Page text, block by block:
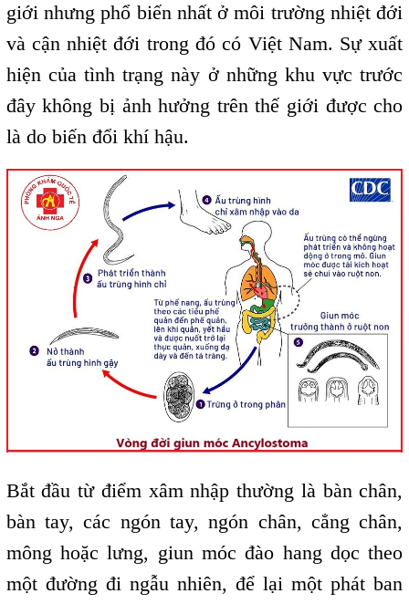
giới nhưng phổ biến nhất ở môi trường nhiệt đới
và cận nhiệt đới trong đó có Việt Nam. Sự xuất
hiện của tình trạng này ở những khu vực trước
đây không bị ảnh hưởng trên thế giới được cho
là do biến đổi khí hậu.
Bắt đầu từ điểm xâm nhập thường là bàn chân,
bàn tay, các ngón tay, ngón chân, cẳng chân,
mông hoặc lưng, giun móc đào hang dọc theo
một đường đi ngẫu nhiên, để lại một phát ban